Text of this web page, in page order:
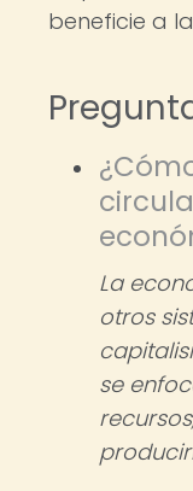
beneficie a
La
otros
se